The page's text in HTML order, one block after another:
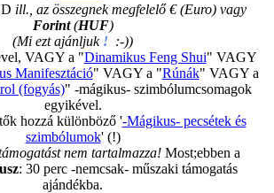
ill., az összegnek megfelelő € (Euro) vagy
Forint(HUF)
(Mi ezt ajánljuk ! :-))
VAGY a "Dinamikus Feng Shui" VAGY
Manifesztáció" VAGY a "Rúnák" VAGY a
(fogyás)" -mágikus- szimbólumcsomagok
egyikével.
hozzá különböző '-Mágikus- pecsétek és
szimbólumok' (!)
nem tartalmazza! Most;ebben a
: 30 perc -nemcsak- műszaki támogatás
ajándékba.